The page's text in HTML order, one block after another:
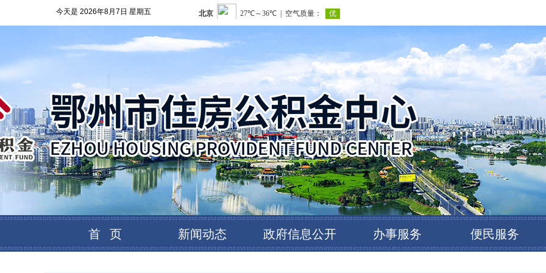
今天是 2026年8月7日 星期五
首 页 新闻动态 政府信息公开 办事服务 便民服务